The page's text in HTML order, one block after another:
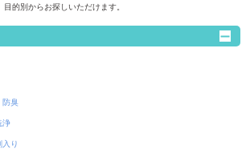
的別からお探しいただけます。
防臭
浄
り